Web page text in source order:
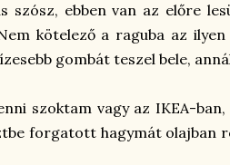
szósz, ebben van az előre
kötelező a raguba az
gombát teszel bele,
szoktam vagy az IKEA-
forgatott hagymát olajban